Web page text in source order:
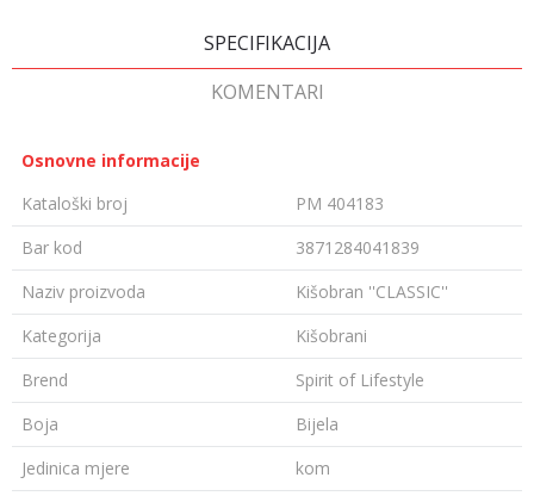
SPECIFIKACIJA
KOMENTARI
Osnovne informacije
Kataloški broj
PM 404183
Bar kod
3871284041839
Naziv proizvoda
Kišobran ''CLASSIC''
Kategorija
Kišobrani
Brend
Spirit of Lifestyle
Boja
Bijela
Jedinica mjere
kom